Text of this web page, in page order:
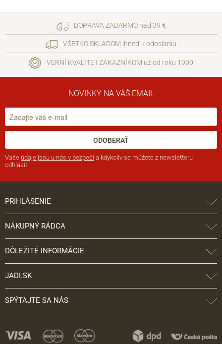
DOPRAVA ZADARMO nad 39 €
VŠETKO SKLADOM ihneď k odoslaniu
VERNÍ KVALITE I ZÁKAZNÍKOM už od roku 1990
NOVINKY NA VÁŠ EMAIL
ODOBERAŤ
Vaše údaje jsou u nás v bezpečí a kdykoliv se můžete z newsletteru
odhlásit.
PRIHLÁSENIE
NÁKUPNÝ RÁDCA
DÔLEŽITÉ INFORMÁCIE
JADI.SK
SPÝTAJTE SA NÁS